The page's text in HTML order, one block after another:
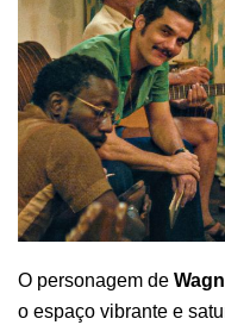
O personagem de
o espaço vibrante e